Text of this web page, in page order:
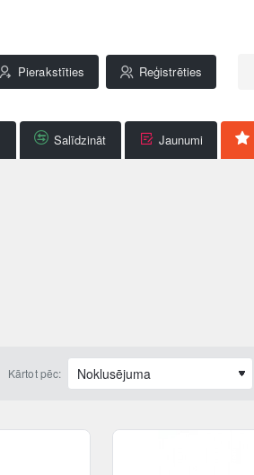
Pierakstīties Reģistrēties
Salīdzināt Jaunumi
Kārtot pēc: